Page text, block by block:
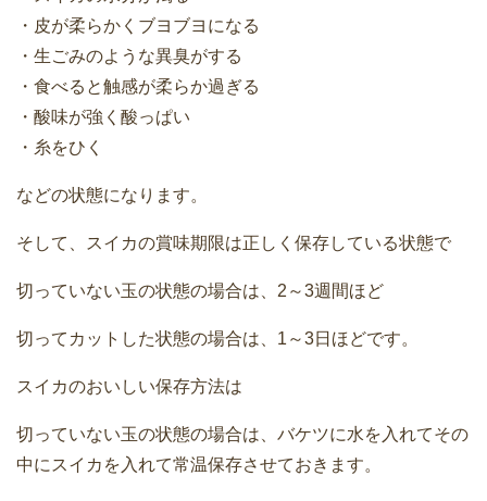
・皮が柔らかくブヨブヨになる
・生ごみのような異臭がする
・食べると触感が柔らか過ぎる
・酸味が強く酸っぱい
・糸をひく
などの状態になります。
そして、スイカの賞味期限は正しく保存している状態で
切っていない玉の状態の場合は、2～3週間ほど
切ってカットした状態の場合は、1～3日ほどです。
スイカのおいしい保存方法は
切っていない玉の状態の場合は、バケツに水を入れてその
中にスイカを入れて常温保存させておきます。